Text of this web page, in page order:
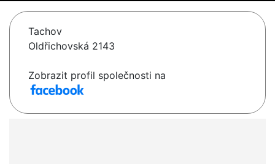
Tachov
Oldřichovská 2143
Zobrazit profil společnosti na